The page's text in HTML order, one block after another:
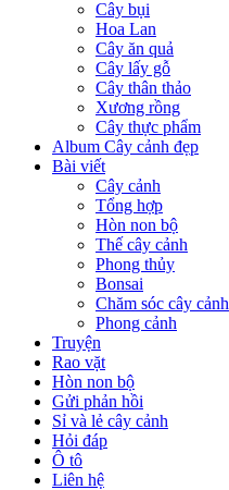
Cây bụi
Hoa Lan
Cây ăn quả
Cây lấy gỗ
Cây thân thảo
Xương rồng
Cây thực phẩm
Album Cây cảnh đẹp
Bài viết
Cây cảnh
Tổng hợp
Hòn non bộ
Thế cây cảnh
Phong thủy
Bonsai
Chăm sóc cây cảnh
Phong cảnh
Truyện
Rao vặt
Hòn non bộ
Gửi phản hồi
Sỉ và lẻ cây cảnh
Hỏi đáp
Ô tô
Liên hệ